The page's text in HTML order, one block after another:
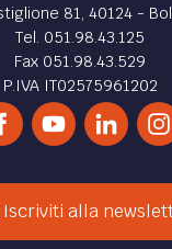
81, 40124 -
Tel. 051.98.43.125
Fax 051.98.43.529
P.IVA IT02575961202
Iscriviti alla